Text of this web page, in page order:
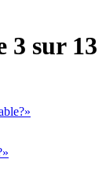
3 sur 13
Ou Fiable?»